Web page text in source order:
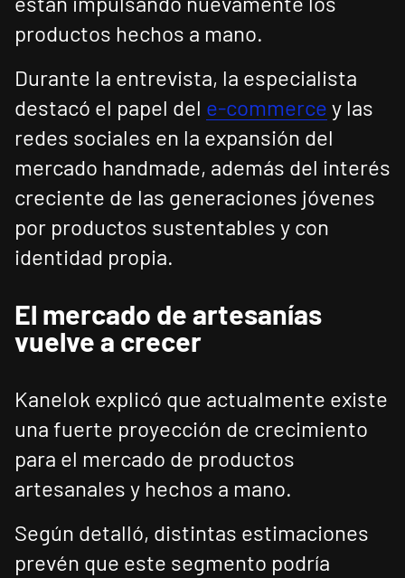
productos hechos a mano.
Durante la entrevista, la especialista
destacó el papel del e-commerce y las
redes sociales en la expansión del
mercado handmade, además del interés
creciente de las generaciones jóvenes
por productos sustentables y con
identidad propia.
El mercado de artesanías
vuelve a crecer
Kanelok explicó que actualmente existe
una fuerte proyección de crecimiento
para el mercado de productos
artesanales y hechos a mano.
Según detalló, distintas estimaciones
prevén que este segmento podría